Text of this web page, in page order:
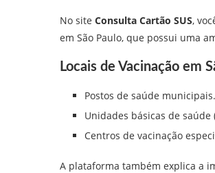
No site Consulta Cartão SUS,
em São Paulo, que possui uma
Locais de Vacinação em
Postos de saúde municipais.
Unidades básicas de saúde
Centros de vacinação
A plataforma também explica a